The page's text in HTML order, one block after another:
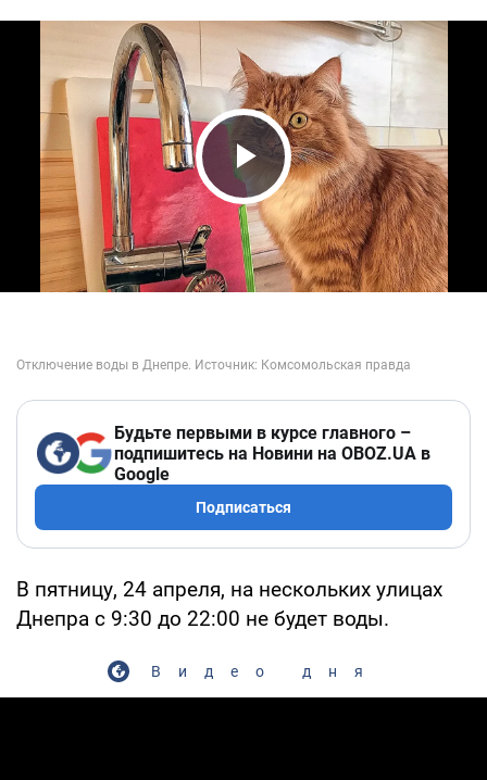
Play Video
Будьте первыми в курсе главного –
подпишитесь на Новини на OBOZ.UA в
Google
Подписаться
В пятницу, 24 апреля, на нескольких улицах
Днепра с 9:30 до 22:00 не будет воды.
Видео дня